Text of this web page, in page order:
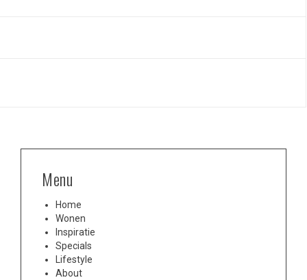
Menu
Home
Wonen
Inspiratie
Specials
Lifestyle
About